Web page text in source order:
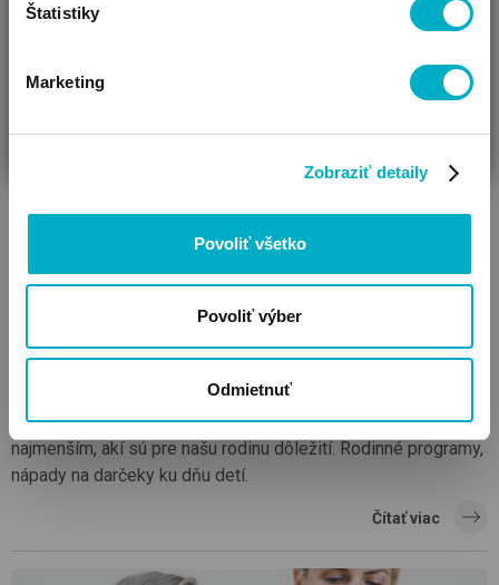
Štatistiky
Marketing
Zobraziť detaily
Povoliť všetko
Povoliť výber
Odmietnuť
cestovaní s bábätkom alebo malým dieťaťom je dôležité
Čítať viac
Deň detí: takto sa môžu byť tí najmenší v centre
O čom je deň detí? Okrem iného o tom, aby sme ukázali tým
najmenším, akí sú pre našu rodinu dôležití. Rodinné programy,
nápady na darčeky ku dňu detí.
Čítať viac